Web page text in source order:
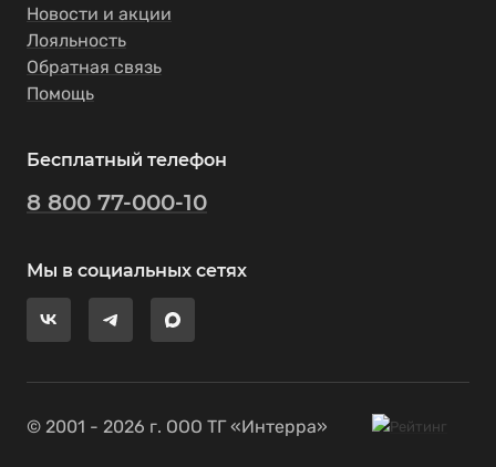
Новости и акции
Лояльность
Обратная связь
Помощь
Бесплатный телефон
8 800 77-000-10
Мы в социальных сетях
© 2001 - 2026 г. ООО ТГ «Интерра»